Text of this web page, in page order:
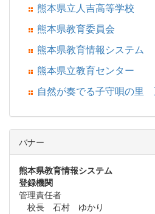
熊本県立人吉高等学校
熊本県教育委員会
熊本県教育情報システム
熊本県立教育センター
自然が奏でる子守唄の里
バナー
熊本県教育情報システム
登録機関
管理責任者
校長 石村 ゆかり